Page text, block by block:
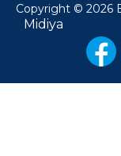
Copyright © 2026
Midiya